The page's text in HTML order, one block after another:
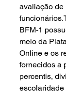
avaliação de
BFM-1
meio da
Online e os
fornecidos a
percentis,
escolaridade